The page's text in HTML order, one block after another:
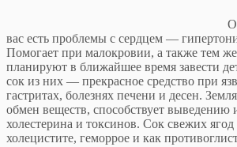
вас есть проблемы с сердцем —
Помогает при малокровии, а также тем
планируют в ближайшее время завести
сок из них — прекрасное средство при
гастритах, болезнях печени и десен.
обмен веществ, способствует выведению
холестерина и токсинов. Сок свежих ягод
холецистите, геморрое и как